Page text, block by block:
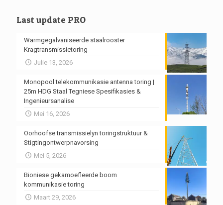
Last update PRO
Warmgegalvaniseerde staalrooster
Kragtransmissietoring
Julie 13, 2026
Monopool telekommunikasie antenna toring |
25m HDG Staal Tegniese Spesifikasies &
Ingenieursanalise
Mei 16, 2026
Oorhoofse transmissielyn toringstruktuur &
Stigtingontwerpnavorsing
Mei 5, 2026
Bioniese gekamoefleerde boom
kommunikasie toring
Maart 29, 2026